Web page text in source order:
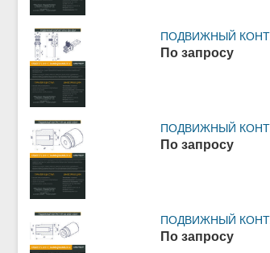
ПОДВИЖНЫЙ
По запросу
ПОДВИЖНЫЙ
По запросу
ПОДВИЖНЫЙ
По запросу